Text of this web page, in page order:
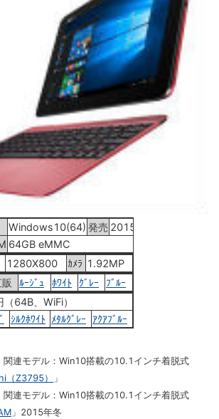
Windows10(64) 発売 2015年9月19日
64GB eMMC
1280X800 ｶﾒﾗ 1.92MP
ﾙｰｼﾞｭ ﾎﾜｲﾄ ｸﾞﾚｰ
ﾌﾞﾙｰ
64B、WiFi）
ｼﾙｸﾎﾜｲﾄ ﾒﾀﾙｸﾞﾚｰ ｱｸｱﾌﾞﾙｰ
モデル：Win10搭載の10.1インチ着脱式
（Z3795）
」
モデル：Win10搭載の10.1インチ着脱式
」2015年冬